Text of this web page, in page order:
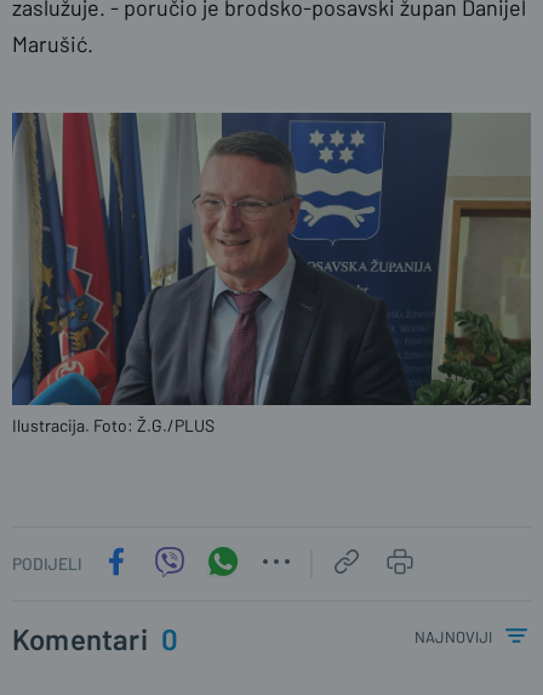
zaslužuje. - poručio je brodsko-posavski župan Danijel
Marušić.
Ilustracija. Foto: Ž.G./PLUS
PODIJELI
Komentari 0 najnoviji